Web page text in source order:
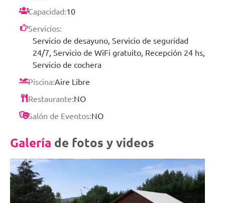
Capacidad:10
Servicios:
Servicio de desayuno, Servicio de seguridad
24/7, Servicio de WiFi gratuito, Recepción 24 hs,
Servicio de cochera
Piscina:Aire Libre
Restaurante:NO
Salón de Eventos:NO
Galería de fotos y videos